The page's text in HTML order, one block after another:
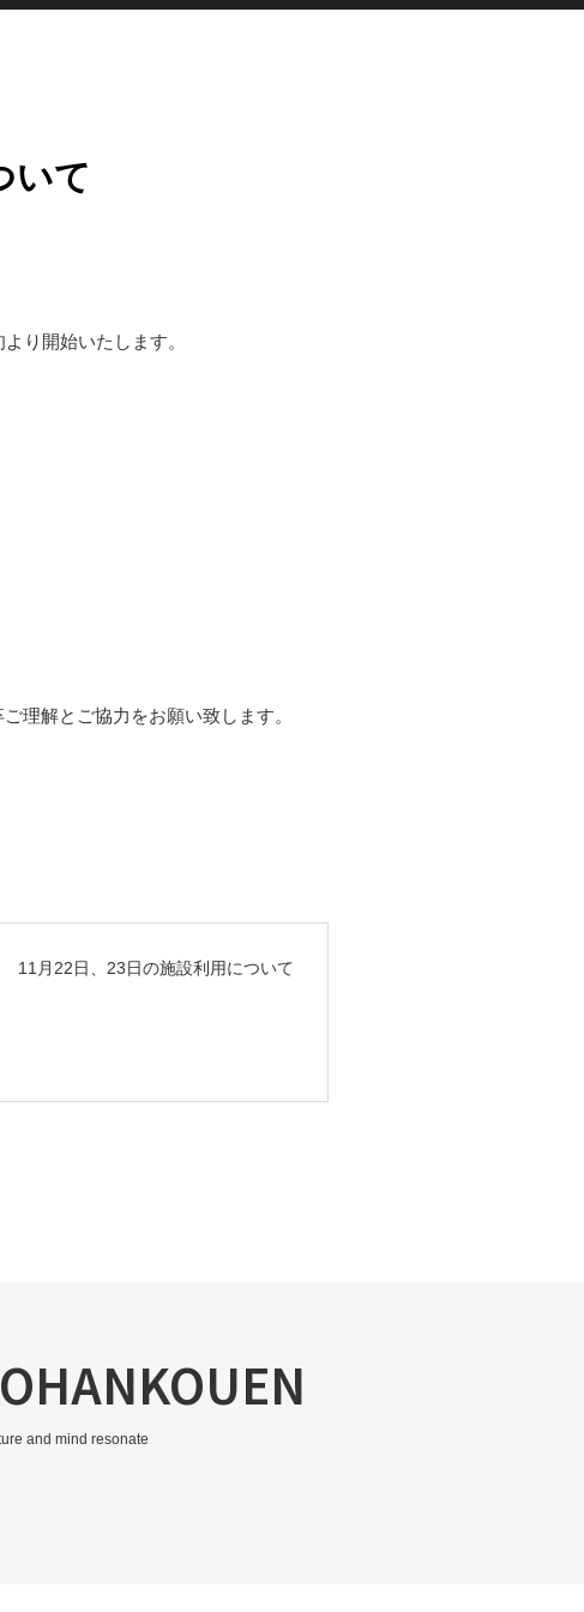
いて
り開始いたします。
理解とご協力をお願い致します。
11月22日、23日の施設利用について
and mind resonate